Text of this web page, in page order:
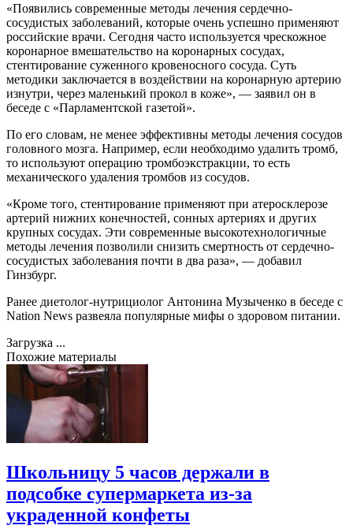
«Появились современные методы лечения сердечно-
сосудистых заболеваний, которые очень успешно применяют
российские врачи. Сегодня часто используется чрескожное
коронарное вмешательство на коронарных сосудах,
стентирование суженного кровеносного сосуда. Суть
методики заключается в воздействии на коронарную артерию
изнутри, через маленький прокол в коже», — заявил он в
беседе с «Парламентской газетой».
По его словам, не менее эффективны методы лечения сосудов
головного мозга. Например, если необходимо удалить тромб,
то используют операцию тромбоэкстракции, то есть
механического удаления тромбов из сосудов.
«Кроме того, стентирование применяют при атеросклерозе
артерий нижних конечностей, сонных артериях и других
крупных сосудах. Эти современные высокотехнологичные
методы лечения позволили снизить смертность от сердечно-
сосудистых заболевания почти в два раза», — добавил
Гинзбург.
Ранее диетолог-нутрициолог Антонина Музыченко в беседе с
Nation News развеяла популярные мифы о здоровом питании.
Загрузка ...
Похожие материалы
Школьницу 5 часов держали в
подсобке супермаркета из-за
украденной конфеты